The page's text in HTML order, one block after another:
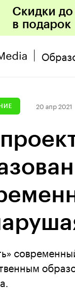
Скидки
в подарок
20 апр 2021